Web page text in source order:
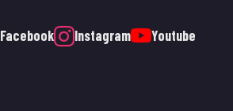
Facebook Instagram Youtube